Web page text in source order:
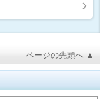
ページの先頭へ ▲